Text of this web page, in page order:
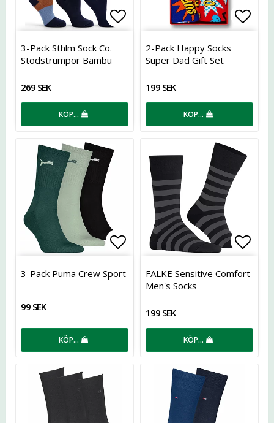
Lägg till i favoritlistan
3-Pack Sthlm Sock Co.
Stödstrumpor Bambu
269 SEK
KÖP…
2-Pack Happy Socks
Super Dad Gift Set
199 SEK
KÖP…
Lägg till i favoritlistan
3-Pack Puma Crew Sport
99 SEK
KÖP…
FALKE Sensitive Comfort
Men's Socks
199 SEK
KÖP…